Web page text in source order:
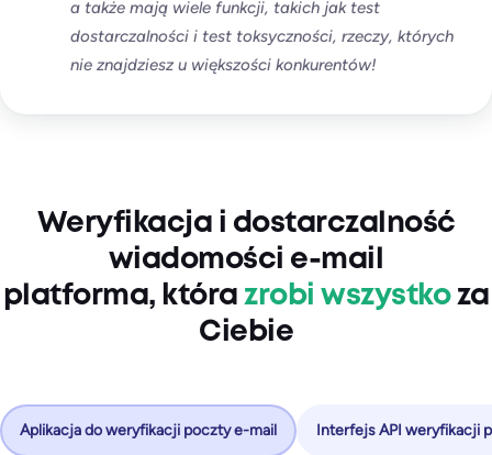
a także mają wiele funkcji, takich jak test
dostarczalności i test toksyczności, rzeczy, których
nie znajdziesz u większości konkurentów!
Weryfikacja i dostarczalność
wiadomości e-mail
platforma, która zrobi wszystkoza
Ciebie
Aplikacja do weryfikacji poczty e-mail Interfejs API weryfikacji